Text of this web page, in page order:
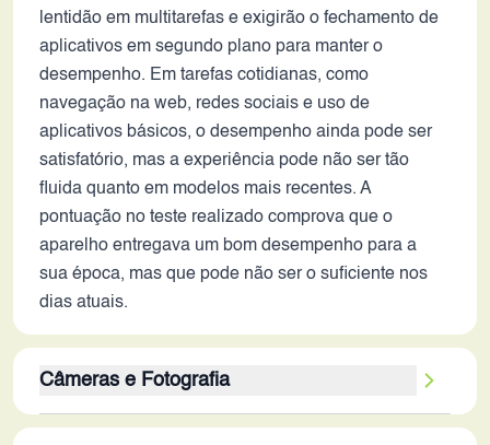
lentidão em multitarefas e exigirão o fechamento de
aplicativos em segundo plano para manter o
desempenho. Em tarefas cotidianas, como
navegação na web, redes sociais e uso de
aplicativos básicos, o desempenho ainda pode ser
satisfatório, mas a experiência pode não ser tão
fluida quanto em modelos mais recentes. A
pontuação no teste realizado comprova que o
aparelho entregava um bom desempenho para a
sua época, mas que pode não ser o suficiente nos
dias atuais.
Câmeras e Fotografia